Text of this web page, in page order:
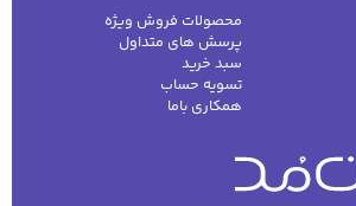
شال و کلاه مردانه
زیر و راحتی
محصولات فروش ویژه
پرسش های متداول
سبد خرید
تسویه حساب
همکاری باما